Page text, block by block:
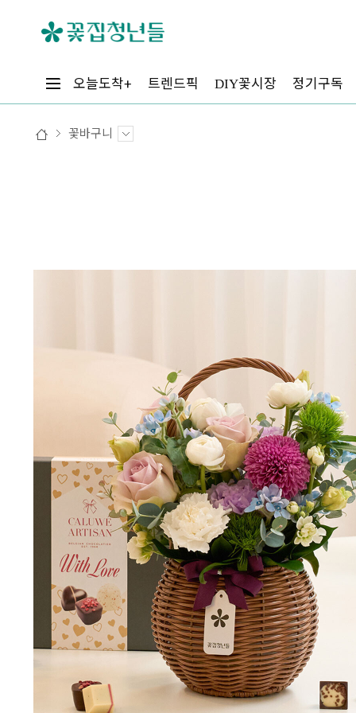
오늘도착+ 트렌드픽 DIY꽃시장 정기구독
꽃바구니